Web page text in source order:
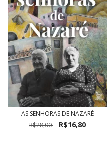
AS SENHORAS DE NAZARÉ
R$28,00
R$16,80